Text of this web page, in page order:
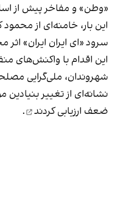
«وطن» و مفاخر پیش از
این ‌بار، خامنه‌ای از
سرود «ای ایران ایران» اثر
این اقدام با واکنش‌های
شهروندان، ملی‌گرایی
نشانه‌ای از تغییر
ضعف ارزیابی کردند .